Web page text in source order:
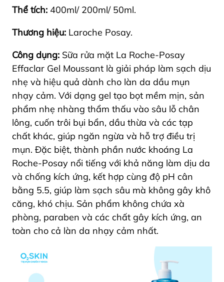
Thể tích: 400ml/ 200ml/ 50ml.
Thương hiệu: Laroche Posay.
Công dụng: Sữa rửa mặt La Roche-Posay
Effaclar Gel Moussant là giải pháp làm sạch dịu
nhẹ và hiệu quả dành cho làn da dầu mụn
nhạy cảm. Với dạng gel tạo bọt mềm mịn, sản
phẩm nhẹ nhàng thẩm thấu vào sâu lỗ chân
lông, cuốn trôi bụi bẩn, dầu thừa và các tạp
chất khác, giúp ngăn ngừa và hỗ trợ điều trị
mụn. Đặc biệt, thành phần nước khoáng La
Roche-Posay nổi tiếng với khả năng làm dịu da
và chống kích ứng, kết hợp cùng độ pH cân
bằng 5.5, giúp làm sạch sâu mà không gây khô
căng, khó chịu. Sản phẩm không chứa xà
phòng, paraben và các chất gây kích ứng, an
toàn cho cả làn da nhạy cảm nhất.